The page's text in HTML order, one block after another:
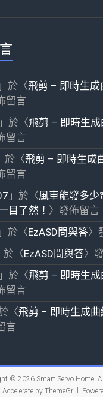
於〈飛剪 – 即時生
留言
」於〈飛剪 – 即時生
留言
於〈飛剪 – 即時生成
留言
」於〈風車能發多
目了然！ 〉發佈留言
於〈EzASD問與答〉
於〈EzASD問與答〉
」於〈飛剪 – 即時生
留言
〈飛剪 – 即時生成
言
© 2026Smart Servo Home.
Accelerateby ThemeGrill.